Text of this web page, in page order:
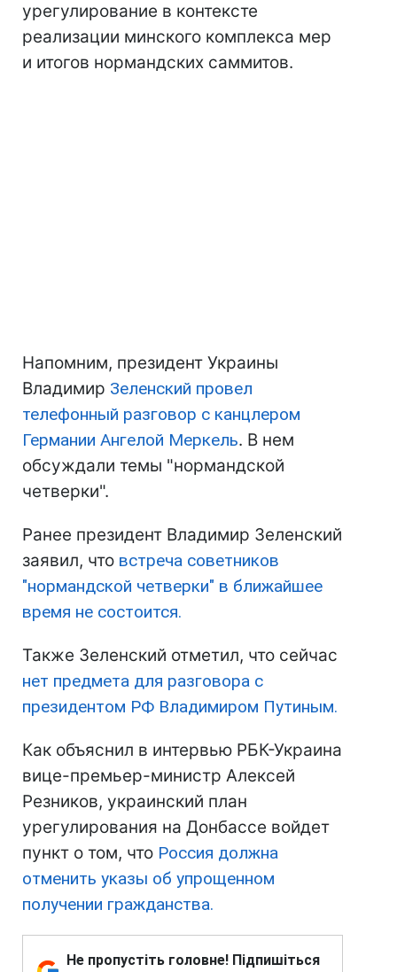
урегулирование в контексте
реализации минского комплекса мер
и итогов нормандских саммитов.
Напомним, президент Украины
Владимир Зеленский провел
телефонный разговор с канцлером
Германии Ангелой Меркель. В нем
обсуждали темы "нормандской
четверки".
Ранее президент Владимир Зеленский
заявил, что встреча советников
"нормандской четверки" в ближайшее
время не состоится.
Также Зеленский отметил, что сейчас
нет предмета для разговора с
президентом РФ Владимиром Путиным.
Как объяснил в интервью РБК-Украина
вице-премьер-министр Алексей
Резников, украинский план
урегулирования на Донбассе войдет
пункт о том, что Россия должна
отменить указы об упрощенном
получении гражданства.
Не пропустіть головне! Підпишіться